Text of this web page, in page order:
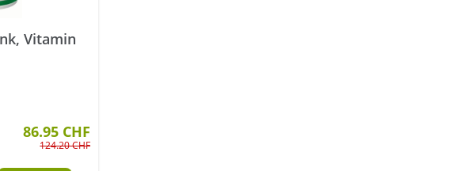
Vitamin
86.95 CHF
124.20 CHF